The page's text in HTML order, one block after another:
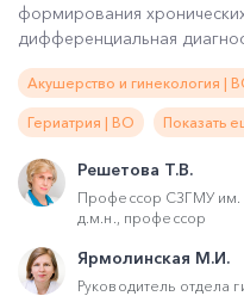
формирования
дифференциальная
Акушерство и гинекология |
Гериатрия | ВО Показать
Решетова Т.В.
Профессор СЗГМУ им.
д.м.н., профессор
Ярмолинская М.И.
Руководитель отдела